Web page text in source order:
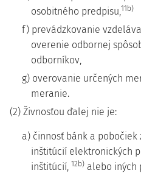
osobitného predpisu,11b)
f) prevádzkovanie
overenie odbornej
odborníkov,
g) overovanie určených
meranie.
(2) Živnosťou ďalej nie je:
a) činnosť bánk a pobočiek
inštitúcií elektronických
inštitúcií, 12b) alebo iných